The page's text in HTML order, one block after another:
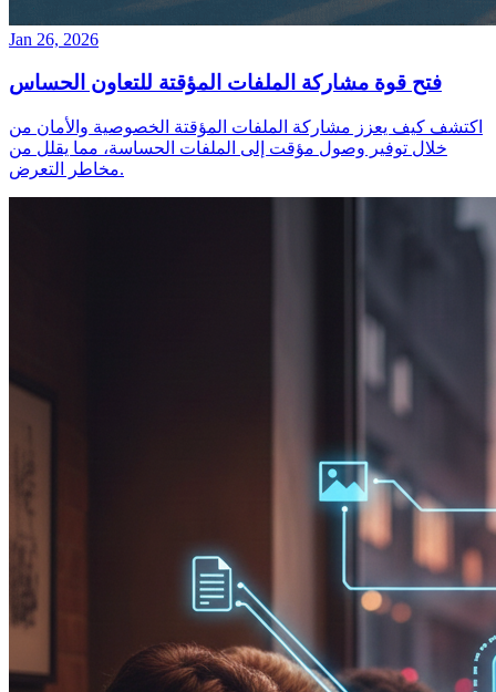
Jan 26, 2026
فتح قوة مشاركة الملفات المؤقتة للتعاون الحساس
اكتشف كيف يعزز مشاركة الملفات المؤقتة الخصوصية والأمان من
خلال توفير وصول مؤقت إلى الملفات الحساسة، مما يقلل من
مخاطر التعرض.